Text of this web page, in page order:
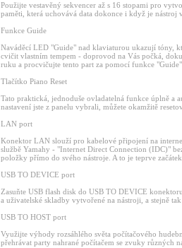
Použijte vestavěný sekvencer až s 16 stopami pro
paměti, která uchovává data dokonce i když je
Funkce Guide
Naváděcí LED "Guide" nad klaviaturou ukazují tóny,
cvičit vlastním tempem - doprovod na Vás počká,
ruku a procvičujte tento part za pomocí funkce
Tlačítko Piano Reset
Tato praktická, jednoduše ovladatelná funkce úplně a
nastavení jste z panelu vybrali, můžete okamžitě
LAN port
Konektor LAN slouží pro kabelové připojení na
službě Yamahy - "Internet Direct Connection (IDC)"
položky přímo do svého nástroje. A to je teprve
USB TO DEVICE port
Zasuňte USB flash disk do USB TO DEVICE
a uživatelské skladby vytvořené na nástroji, a stejně
USB TO HOST port
Využijte výhody rozsáhlého světa počítačového
přehrávat party nahrané počítačem se zvuky různých